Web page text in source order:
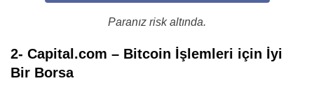
Paranız risk altında.
2- Capital.com – Bitcoin İşlemleri için İyi
Bir Borsa